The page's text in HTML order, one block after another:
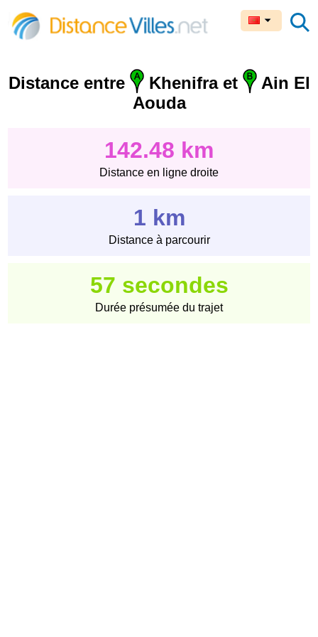
Distance entre Khenifra et
Ain El
Aouda
142.48 km
Distance en ligne droite
1 km
Distance à parcourir
57 secondes
Durée présumée du trajet